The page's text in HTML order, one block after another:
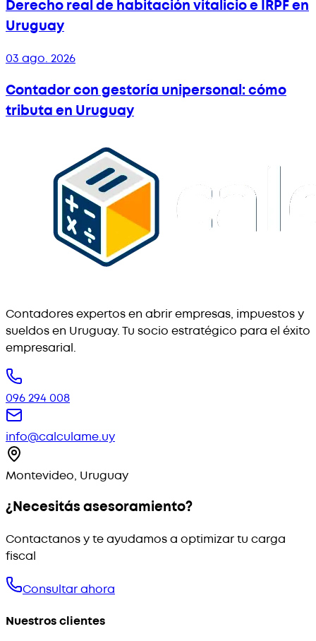
Derecho real de habitación vitalicio e IRPF en
Uruguay
03 ago. 2026
Contador con gestoría unipersonal: cómo
tributa en Uruguay
Contadores expertos en abrir empresas, impuestos y
sueldos en Uruguay. Tu socio estratégico para el éxito
empresarial.
096 294 008
info@calculame.uy
Montevideo, Uruguay
¿Necesitás asesoramiento?
Contactanos y te ayudamos a optimizar tu carga
fiscal
Consultar ahora
Nuestros clientes